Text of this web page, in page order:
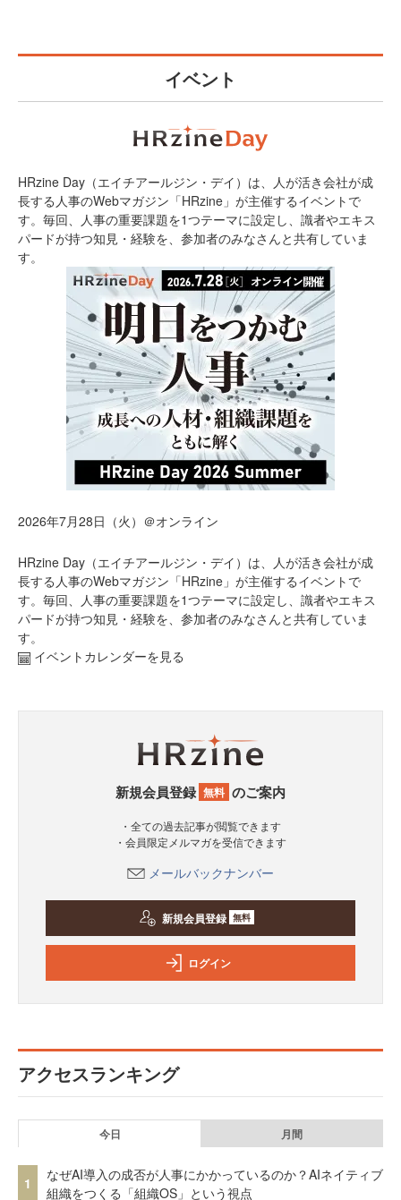
イベント
HRzine Day（エイチアールジン・デイ）は、人が活き会社が成
長する人事のWebマガジン「HRzine」が主催するイベントで
す。毎回、人事の重要課題を1つテーマに設定し、識者やエキス
パードが持つ知見・経験を、参加者のみなさんと共有していま
す。
2026年7月28日（火）＠オンライン
HRzine Day（エイチアールジン・デイ）は、人が活き会社が成
長する人事のWebマガジン「HRzine」が主催するイベントで
す。毎回、人事の重要課題を1つテーマに設定し、識者やエキス
パードが持つ知見・経験を、参加者のみなさんと共有していま
す。
イベントカレンダーを見る
新規会員登録 無料 のご案内
・全ての過去記事が閲覧できます
・会員限定メルマガを受信できます
メールバックナンバー
新規会員登録 無料
ログイン
アクセスランキング
今日 月間
1
なぜAI導入の成否が人事にかかっているのか？AIネイティブ
組織をつくる「組織OS」という視点